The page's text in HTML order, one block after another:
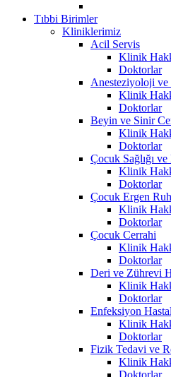
Tıbbi Birimler
Kliniklerimiz
Acil Servis
Klinik
Doktorlar
Anesteziyoloji ve
Klinik
Doktorlar
Beyin ve Sinir
Klinik
Doktorlar
Çocuk Sağlığı ve
Klinik
Doktorlar
Çocuk Ergen Ruh
Klinik
Doktorlar
Çocuk Cerrahi
Klinik
Doktorlar
Deri ve Zührevi
Klinik
Doktorlar
Enfeksiyon
Klinik
Doktorlar
Fizik Tedavi ve
Klinik
Doktorlar